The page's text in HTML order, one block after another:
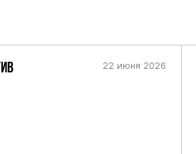
22 июня 2026